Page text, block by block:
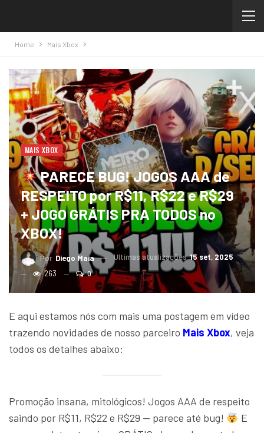
Home Mais Xbox
MAIS XBOX
PARECE BUG! JOGOS AAA de
RESPEITO por R$11, R$22 e R$29
+ JOGO GRÁTIS PRA TODOS no
XBOX!
Por Diego Maia Ultimas atualizações15 set, 2025
263
0
E aqui estamos nós com mais uma postagem em vídeo
trazendo novidades de nosso parceiro Mais Xbox, veja
todos os detalhes abaixo:
Promoção insana, mitológicos! Jogos AAA de respeito
saindo por R$11, R$22 e R$29 — parece até bug!
E